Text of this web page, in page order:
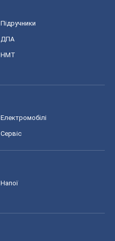
Підручники
ДПА
НМТ
Електромобілі
Сервіс
Напої